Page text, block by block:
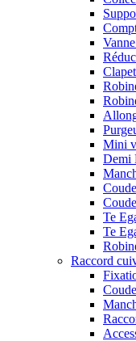
Mini
Demi
Te
Te
Raccord